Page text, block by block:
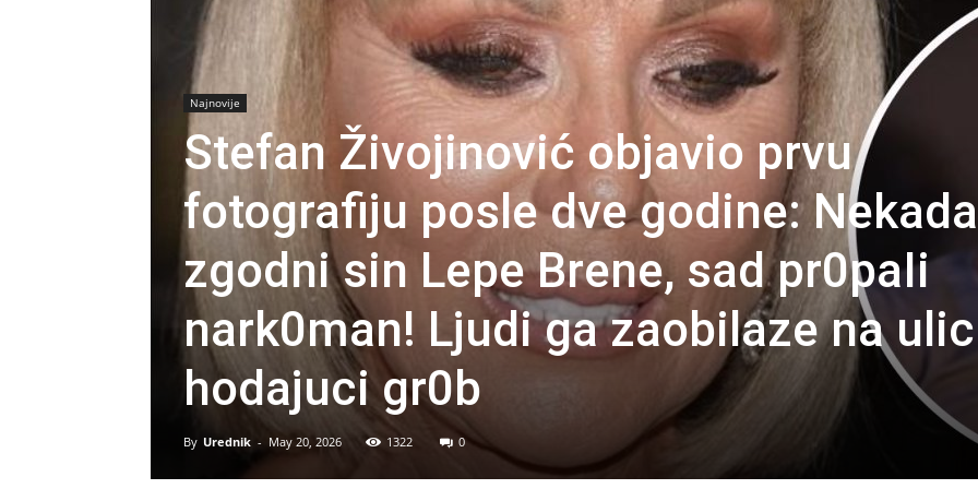
Najnovije
Stefan Živojinović objavio prvu
fotografiju posle dve godine: Nekada
zgodni sin Lepe Brene, sad pr0paIi
nark0man! Ljudi ga zaobilaze na
hodajuci gr0b
By Urednik - May 20, 2026 1322 0